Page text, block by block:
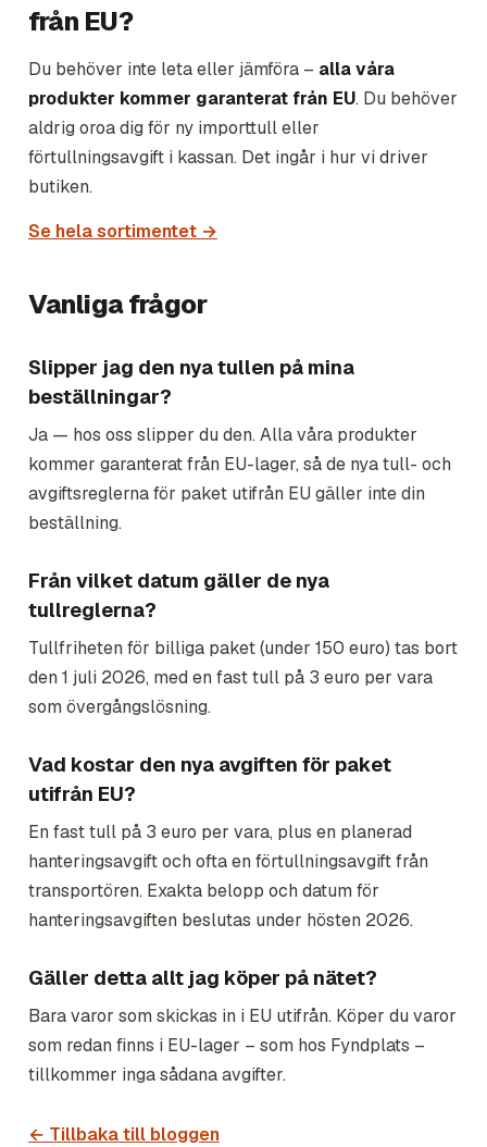
från EU?
Du behöver inte leta eller jämföra – alla våra
produkter kommer garanterat från EU. Du behöver
aldrig oroa dig för ny importtull eller
förtullningsavgift i kassan. Det ingår i hur vi driver
butiken.
Se hela sortimentet →
Vanliga frågor
Slipper jag den nya tullen på mina
beställningar?
Ja — hos oss slipper du den. Alla våra produkter
kommer garanterat från EU-lager, så de nya tull- och
avgiftsreglerna för paket utifrån EU gäller inte din
beställning.
Från vilket datum gäller de nya
tullreglerna?
Tullfriheten för billiga paket (under 150 euro) tas bort
den 1 juli 2026, med en fast tull på 3 euro per vara
som övergångslösning.
Vad kostar den nya avgiften för paket
utifrån EU?
En fast tull på 3 euro per vara, plus en planerad
hanteringsavgift och ofta en förtullningsavgift från
transportören. Exakta belopp och datum för
hanteringsavgiften beslutas under hösten 2026.
Gäller detta allt jag köper på nätet?
Bara varor som skickas in i EU utifrån. Köper du varor
som redan finns i EU-lager – som hos Fyndplats –
tillkommer inga sådana avgifter.
← Tillbaka till bloggen